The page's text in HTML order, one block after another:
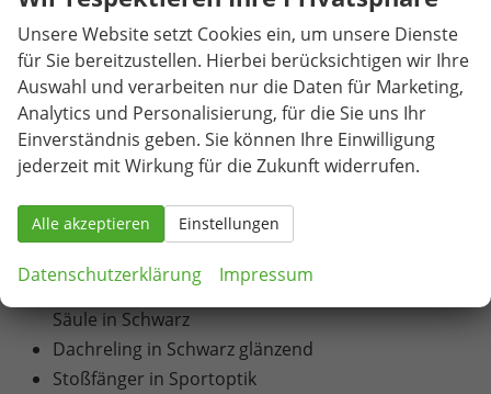
Komfortöffnung
Schlechtwetterlicht
Matrix-LED-Hauptscheinwerfer
LED-Heckleuchten mit animierten Blinkern und
roter Leiste zwischen den Leuchten
20"-Leichtmetallfelgen "Elias" (Reifen 235/45 R 20)
Adaptive Fahrwerksregelung mit 2
Ventildämpfern (DCC Plus) und Fahrprofilauswahl
Zierleisten schwarz oben an den Fenstern und D-
Säule in Schwarz
Dachreling in Schwarz glänzend
Stoßfänger in Sportoptik
Unsere Website setzt Cookies ein, um unsere Dienste
für Sie bereitzustellen. Hierbei berücksichtigen wir Ihre
Auswahl und verarbeiten nur die Daten für Marketing,
Analytics und Personalisierung, für die Sie uns Ihr
Einverständnis geben. Sie können Ihre Einwilligung
jederzeit mit Wirkung für die Zukunft widerrufen.
Alle akzeptieren Einstellungen
Datenschutzerklärung Impressum